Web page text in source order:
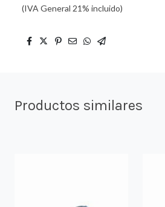
(IVA General 21% incluido)
Productos similares